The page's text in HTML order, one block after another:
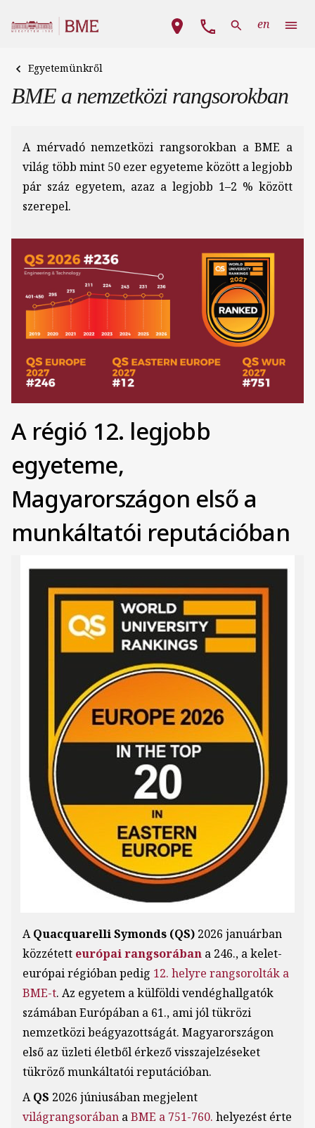
Fő navigáció
en
Egyetemünkről
BME a nemzetközi rangsorokban
A mérvadó nemzetközi rangsorokban a BME a
világ több mint 50 ezer egyeteme között a legjobb
pár száz egyetem, azaz a legjobb 1–2 % között
szerepel.
A régió 12. legjobb
egyeteme,
Magyarországon első a
munkáltatói reputációban
AQuacquarelli Symonds (QS) 2026 januárban
közzétett európai rangsorában a 246., a kelet-
európai régióban pedig 12. helyre rangsorolták a
BME-t. Az egyetem a külföldi vendéghallgatók
számában Európában a 61., ami jól tükrözi
nemzetközi beágyazottságát. Magyarországon
első az üzleti életből érkező visszajelzéseket
tükröző munkáltatói reputációban.
AQS 2026 júniusában megjelent
világrangsorában aBME a 751-760. helyezést érte